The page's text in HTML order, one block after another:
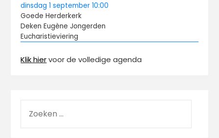
dinsdag 1 september10:00
Goede Herderkerk
Deken Eugène Jongerden
Eucharistieviering
Klik hiervoor de volledige agenda